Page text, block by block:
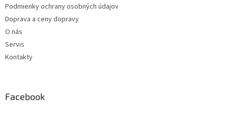
Podmienky ochrany osobných údajov
Doprava a ceny dopravy
O nás
Servis
Kontakty
Facebook